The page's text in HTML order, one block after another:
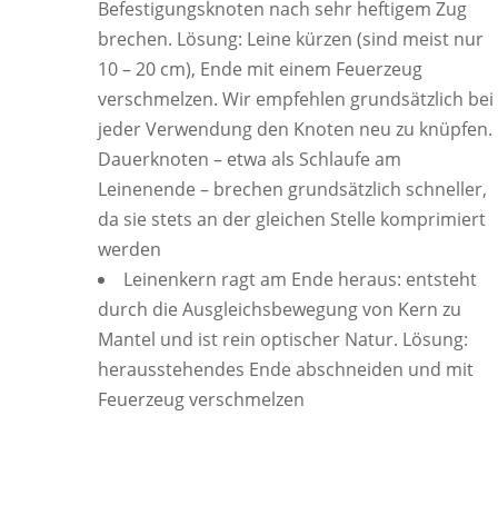
Befestigungsknoten nach sehr heftigem Zug
brechen. Lösung: Leine kürzen (sind meist nur
10 – 20 cm), Ende mit einem Feuerzeug
verschmelzen. Wir empfehlen grundsätzlich bei
jeder Verwendung den Knoten neu zu knüpfen.
Dauerknoten – etwa als Schlaufe am
Leinenende – brechen grundsätzlich schneller,
da sie stets an der gleichen Stelle komprimiert
werden
Leinenkern ragt am Ende heraus: entsteht
durch die Ausgleichsbewegung von Kern zu
Mantel und ist rein optischer Natur. Lösung:
herausstehendes Ende abschneiden und mit
Feuerzeug verschmelzen